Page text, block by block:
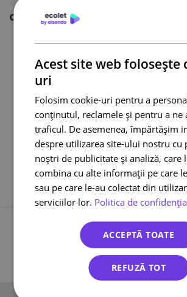
Citește și:
Curier online
DPD curier
Cargus Ship & Go
Integrari eCommerce
Lockere FANbox
Transport bicicleta curier
Cargus livreaza sambata
Înapoi la toate înregistrările
Acest site web folosește
uri
Folosim cookie-uri pentru a
conținutul, reclamele și pentru a ne
traficul. De asemenea, împărtășim
despre utilizarea site-ului nostru cu
noștri de publicitate și analiză, care
combina cu alte informații pe care
sau pe care le-au colectat din
serviciilor lor. Politica de
ACCEPTĂ TOATE
REFUZĂ TOT